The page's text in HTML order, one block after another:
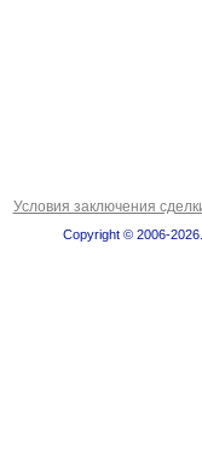
Условия заключения
Copyright © 2006-